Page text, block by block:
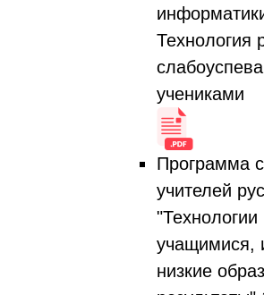
Технология
учениками
Программа
учителей
низкие